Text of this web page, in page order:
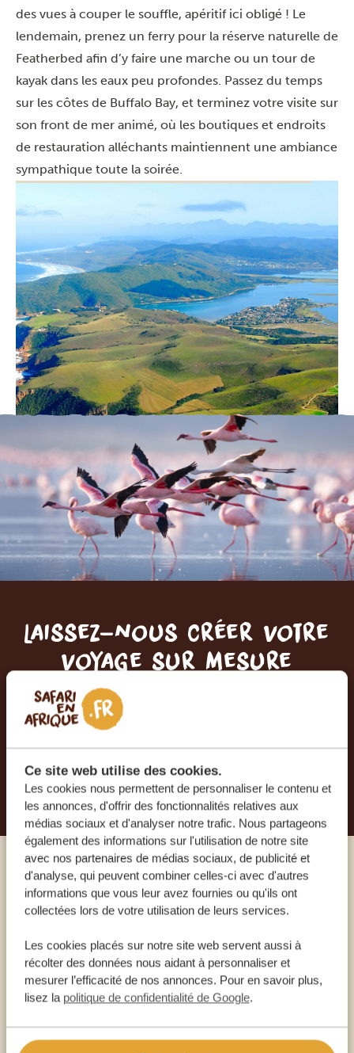
Ce site web utilise des cookies.
Les cookies nous permettent de personnaliser le contenu et
les annonces, d'offrir des fonctionnalités relatives aux
médias sociaux et d'analyser notre trafic. Nous partageons
également des informations sur l'utilisation de notre site
avec nos partenaires de médias sociaux, de publicité et
d'analyse, qui peuvent combiner celles-ci avec d'autres
informations que vous leur avez fournies ou qu'ils ont
collectées lors de votre utilisation de leurs services.
Les cookies placés sur notre site web servent aussi à
récolter des données nous aidant à personnaliser et
mesurer l’efficacité de nos annonces. Pour en savoir plus,
lisez la politique de confidentialité de Google.
des vues à couper le souffle, apéritif ici obligé ! Le
lendemain, prenez un ferry pour la réserve naturelle de
Featherbed afin d’y faire une marche ou un tour de
kayak dans les eaux peu profondes. Passez du temps
sur les côtes de Buffalo Bay, et terminez votre visite sur
son front de mer animé, où les boutiques et endroits
de restauration alléchants maintiennent une ambiance
sympathique toute la soirée.
Laissez-nous créer votre
voyage sur mesure
RECEVEZ UN DEVIS GRATUIT, SANS
PLANIFIEZ VOTRE AVENTURE
Appelez un expert
FR: +33 2 57 88 00 88
AUTRES PAYS